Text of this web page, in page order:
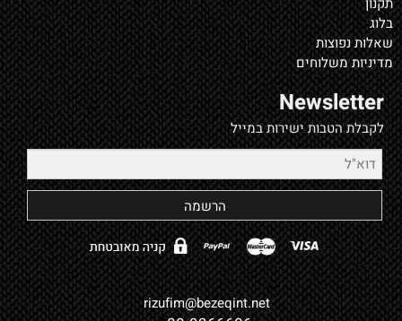
בלוג
שאלות נפוצות
מדיניות משלוחים
Newsletter
לקבלת הטבות ישירות במייל
rizufim@bezeqint.net